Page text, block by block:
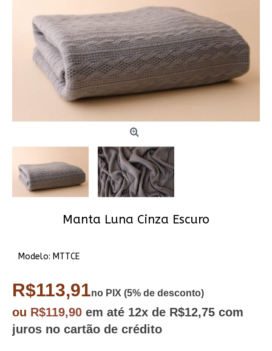
Manta Luna Cinza Escuro
Modelo: MTTCE
R$113,91no PIX (5% de desconto)
ou R$119,90 em até 12x de R$12,75 com
juros no cartão de crédito